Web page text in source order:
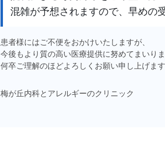
混雑が予想されますので、早めの
患者様にはご不便をおかけいたしますが、
今後もより質の高い医療提供に努めてまいりま
何卒ご理解のほどよろしくお願い申し上げます
梅が丘内科とアレルギーのクリニック